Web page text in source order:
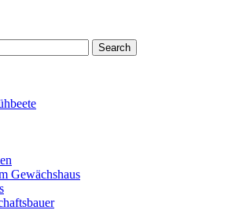
Search
Gewächshaus